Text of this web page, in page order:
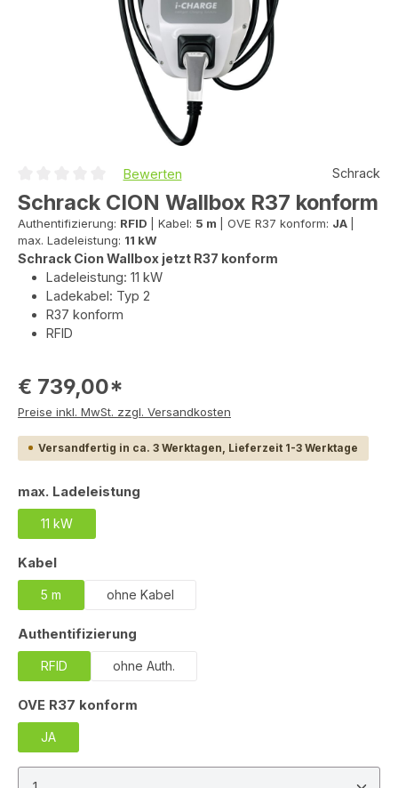
Durchschnittliche Bewertung von 0 von 5 Sternen
Bewerten Schrack
Schrack CION Wallbox R37 konform
Authentifizierung: RFID Kabel: 5 m OVE R37 konform: JA
max. Ladeleistung: 11 kW
Schrack Cion Wallbox jetzt R37 konform
Ladeleistung: 11 kW
Ladekabel: Typ 2
R37 konform
RFID
€ 739,00*
Preise inkl. MwSt. zzgl. Versandkosten
Versandfertig in ca. 3 Werktagen, Lieferzeit 1-3 Werktage
max. Ladeleistung
11 kW
Kabelauswählen
5 m ohne Kabel
Authentifizierung
RFID ohne Auth.
OVE R37 konform
JA
Produkt Anzahl: Gib den gewünschten Wert ein